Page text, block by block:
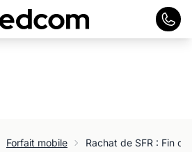
Forfait mobile